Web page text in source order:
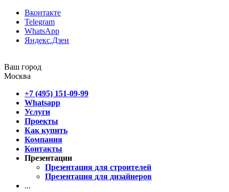
Вконтакте
Telegram
WhatsApp
Яндекс.Дзен
Ваш город
Москва
+7 (495) 151-09-99
Whatsapp
Услуги
Проекты
Как купить
Компания
Контакты
Презентации
Презентация для строителей
Презентация для дизайнеров
...